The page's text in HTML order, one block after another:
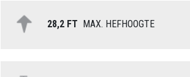
28,2 FT MAX. HEFHOOGTE